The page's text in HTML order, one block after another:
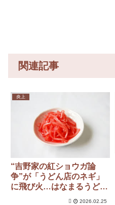
関連記事
炎上
“吉野家の紅ショウガ論
争”が「うどん店のネギ」
に飛び火…はなまるうどん
2026.02.25